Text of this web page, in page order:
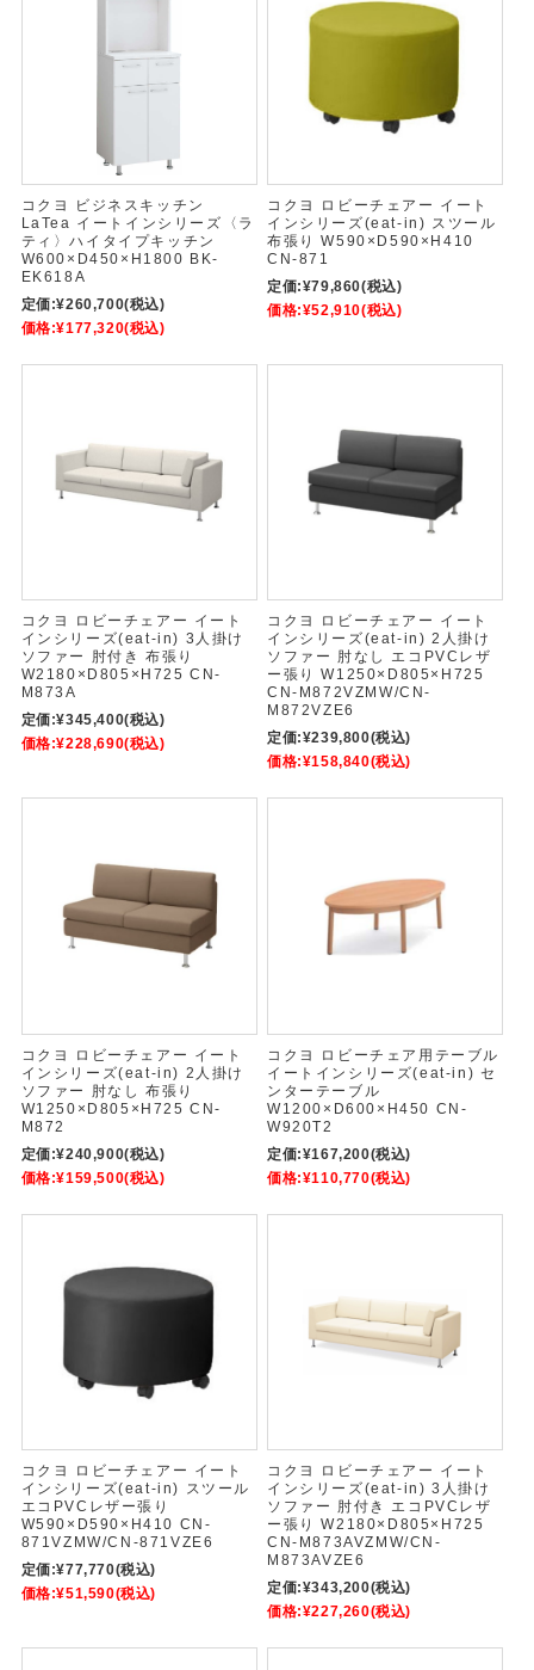
コクヨ ビジネスキッチン
LaTea イートインシリーズ〈ラ
ティ〉ハイタイプキッチン
W600×D450×H1800 BK-
EK618A
定価:¥260,700(税込)
価格:¥177,320(税込)
コクヨ ロビーチェアー イート
インシリーズ(eat-in) スツール
布張り W590×D590×H410
CN-871
定価:¥79,860(税込)
価格:¥52,910(税込)
コクヨ ロビーチェアー イート
インシリーズ(eat-in) 3人掛け
ソファー 肘付き 布張り
W2180×D805×H725 CN-
M873A
定価:¥345,400(税込)
価格:¥228,690(税込)
コクヨ ロビーチェアー イート
インシリーズ(eat-in) 2人掛け
ソファー 肘なし エコPVCレザ
ー張り W1250×D805×H725
CN-M872VZMW/CN-
M872VZE6
定価:¥239,800(税込)
価格:¥158,840(税込)
コクヨ ロビーチェアー イート
インシリーズ(eat-in) 2人掛け
ソファー 肘なし 布張り
W1250×D805×H725 CN-
M872
定価:¥240,900(税込)
価格:¥159,500(税込)
コクヨ ロビーチェア用テーブル
イートインシリーズ(eat-in) セ
ンターテーブル
W1200×D600×H450 CN-
W920T2
定価:¥167,200(税込)
価格:¥110,770(税込)
コクヨ ロビーチェアー イート
インシリーズ(eat-in) スツール
エコPVCレザー張り
W590×D590×H410 CN-
871VZMW/CN-871VZE6
定価:¥77,770(税込)
価格:¥51,590(税込)
コクヨ ロビーチェアー イート
インシリーズ(eat-in) 3人掛け
ソファー 肘付き エコPVCレザ
ー張り W2180×D805×H725
CN-M873AVZMW/CN-
M873AVZE6
定価:¥343,200(税込)
価格:¥227,260(税込)